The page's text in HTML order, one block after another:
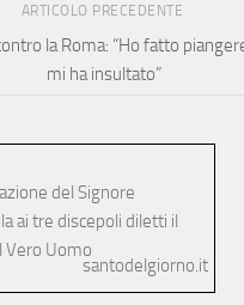
ARTICOLO PRECEDENTE
la Roma: “Ho fatto
mi ha insultato”
del Signore
ai tre discepoli diletti il
Vero Uomo
santodelgiorno.it